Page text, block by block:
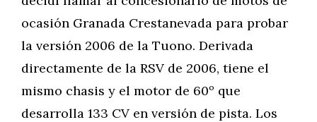
ocasión Granada Crestanevada para probar
la versión 2006 de la Tuono. Derivada
directamente de la RSV de 2006, tiene el
mismo chasis y el motor de 60º que
desarrolla 133 CV en versión de pista. Los